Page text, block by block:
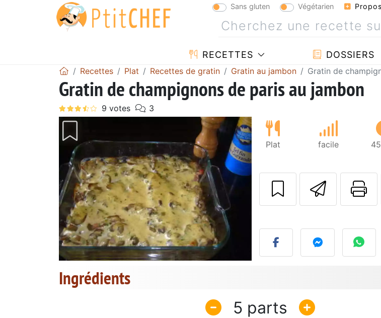
Sans gluten Végétarien
RECETTES DOSSIERS
Recettes Plat Recettes de gratin Gratin au jambon Gratin de
Gratin de champignons de paris au jambon
Plat facile
Ingrédients
5